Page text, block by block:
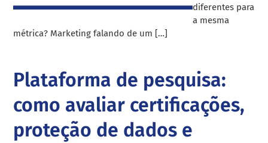
diferentes para
a mesma
métrica? Marketing falando de um […]
Plataforma de pesquisa:
como avaliar certificações,
proteção de dados e